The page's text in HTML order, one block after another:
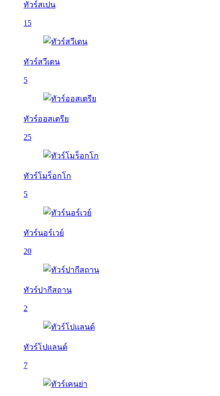
ทัวร์สเปน
15
ทัวร์สวีเดน
5
ทัวร์ออสเตรีย
25
ทัวร์โมร็อกโก
5
ทัวร์นอร์เวย์
20
ทัวร์ปากีสถาน
2
ทัวร์โปแลนด์
7